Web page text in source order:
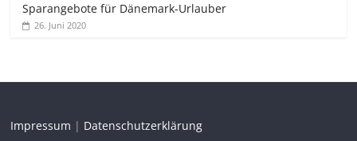
Sparangebote für Dänemark-Urlauber
26. Juni 2020
Impressum | Datenschutzerklärung